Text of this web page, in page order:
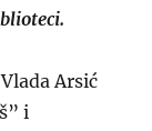
Arsić
i